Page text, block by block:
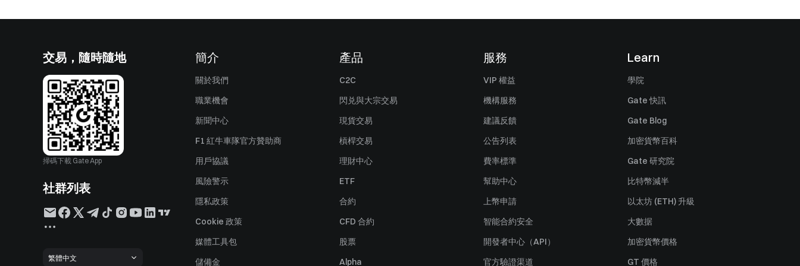
交易，隨時隨地
掃碼下載 Gate App
社群列表
繁體中文
簡介
關於我們
職業機會
新聞中心
F1 紅牛車隊官方贊助商
用戶協議
風險警示
隱私政策
Cookie 政策
媒體工具包
儲備金
產品
C2C
閃兑與大宗交易
現貨交易
槓桿交易
理財中心
ETF
合約
CFD 合約
股票
Alpha
服務
VIP 權益
機構服務
建議反饋
公告列表
費率標準
幫助中心
上幣申請
智能合約安全
開發者中心（API）
官方驗證渠道
Learn
學院
Gate 快訊
Gate Blog
加密貨幣百科
Gate 研究院
比特幣減半
以太坊 (ETH) 升級
大數据
加密貨幣價格
GT 價格